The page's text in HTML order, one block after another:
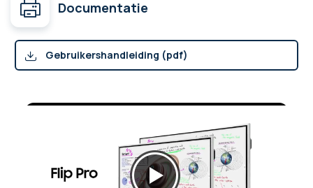
Documentatie
Gebruikershandleiding (pdf)